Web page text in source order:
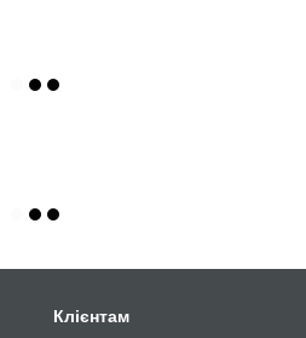
Клієнтам